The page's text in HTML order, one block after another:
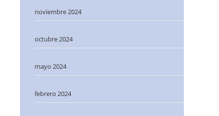
noviembre 2024
octubre 2024
mayo 2024
febrero 2024